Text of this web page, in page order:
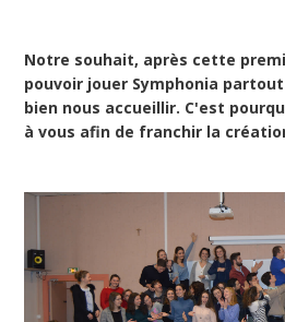
Notre souhait, après cette
pouvoir jouer Symphonia
bien nous accueillir. C'est
à vous afin de franchir la